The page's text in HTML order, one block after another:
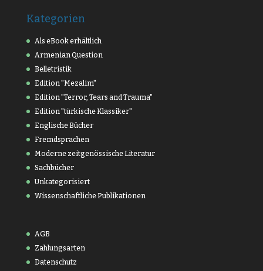
Kategorien
Als eBook erhältlich
Armenian Question
Belletristik
Edition "Mezalim"
Edition "Terror, Tears and Trauma"
Edition "türkische Klassiker"
Englische Bücher
Fremdsprachen
Moderne zeitgenössische Literatur
Sachbücher
Unkategorisiert
Wissenschaftliche Publikationen
AGB
Zahlungsarten
Datenschutz